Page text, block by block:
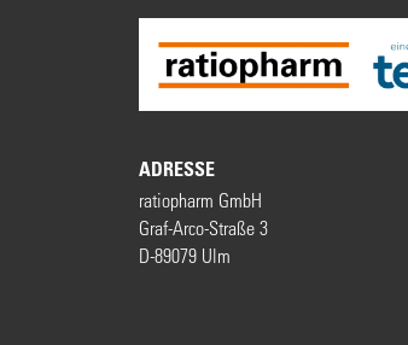
ADRESSE
ratiopharm GmbH
Graf-Arco-Straße 3
D-89079 Ulm